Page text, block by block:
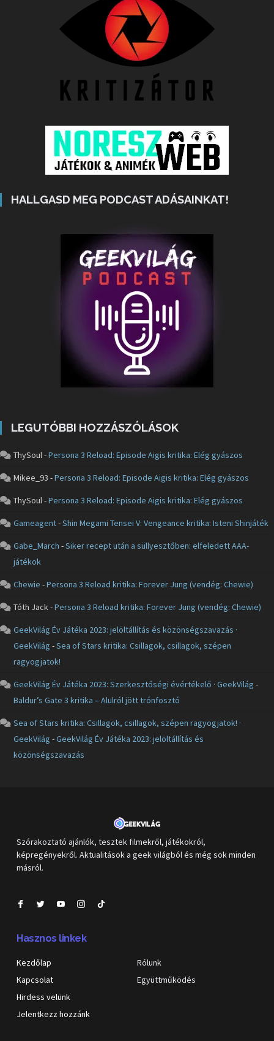
HALLGASD MEG PODCAST ADÁSAINKAT!
LEGUTÓBBI HOZZÁSZÓLÁSOK
ThySoul-Persona 3 Reload: Episode Aigis kritika: Elég gyászos
Mikee_93 -Persona 3 Reload: Episode Aigis kritika: Elég gyászos
ThySoul-Persona 3 Reload: Episode Aigis kritika: Elég gyászos
Gameagent-Shin Megami Tensei V: Vengeance kritika: Isteni Shinjáték
Gabe_March -Siker recept után a süllyesztőben: elfeledett AAA-
játékok
Chewie -Persona 3 Reload kritika: Forever Jung (vendég: Chewie)
Tóth Jack-Persona 3 Reload kritika: Forever Jung (vendég: Chewie)
GeekVilág Év Játéka 2023: jelöltállítás és közönségszavazás ·
GeekVilág -Sea of Stars kritika: Csillagok, csillagok, szépen
ragyogjatok!
GeekVilág Év Játéka 2023: Szerkesztőségi évértékelő · GeekVilág -
Baldur’s Gate 3 kritika – Alulról jött trónfosztó
Sea of Stars kritika: Csillagok, csillagok, szépen ragyogjatok! ·
GeekVilág -GeekVilág Év Játéka 2023: jelöltállítás és
közönségszavazás
Szórakoztató ajánlók, tesztek filmekről, játékokról,
képregényekről. Aktualitások a geek világból és még sok minden
másról.
Hasznos linkek
Kezdőlap
Kapcsolat
Hirdess velünk
Jelentkezz hozzánk
Rólunk
Együttműködés